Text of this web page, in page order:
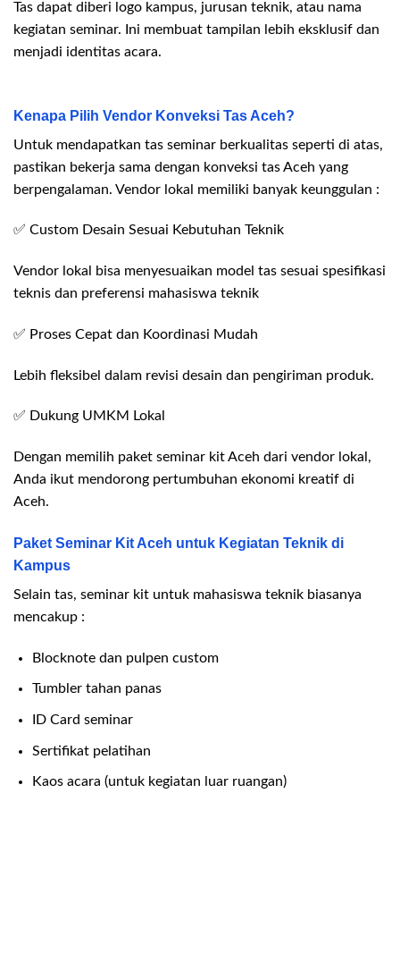
Tas dapat diberi logo kampus, jurusan teknik, atau nama
kegiatan seminar. Ini membuat tampilan lebih eksklusif dan
menjadi identitas acara.
Kenapa Pilih Vendor Konveksi Tas Aceh?
Untuk mendapatkan tas seminar berkualitas seperti di atas,
pastikan bekerja sama dengan konveksi tas Aceh yang
berpengalaman. Vendor lokal memiliki banyak keunggulan :
✅ Custom Desain Sesuai Kebutuhan Teknik
Vendor lokal bisa menyesuaikan model tas sesuai spesifikasi
teknis dan preferensi mahasiswa teknik
✅ Proses Cepat dan Koordinasi Mudah
Lebih fleksibel dalam revisi desain dan pengiriman produk.
✅ Dukung UMKM Lokal
Dengan memilih paket seminar kit Aceh dari vendor lokal,
Anda ikut mendorong pertumbuhan ekonomi kreatif di
Aceh.
Paket Seminar Kit Aceh untuk Kegiatan Teknik di
Kampus
Selain tas, seminar kit untuk mahasiswa teknik biasanya
mencakup :
Blocknote dan pulpen custom
Tumbler tahan panas
ID Card seminar
Sertifikat pelatihan
Kaos acara (untuk kegiatan luar ruangan)